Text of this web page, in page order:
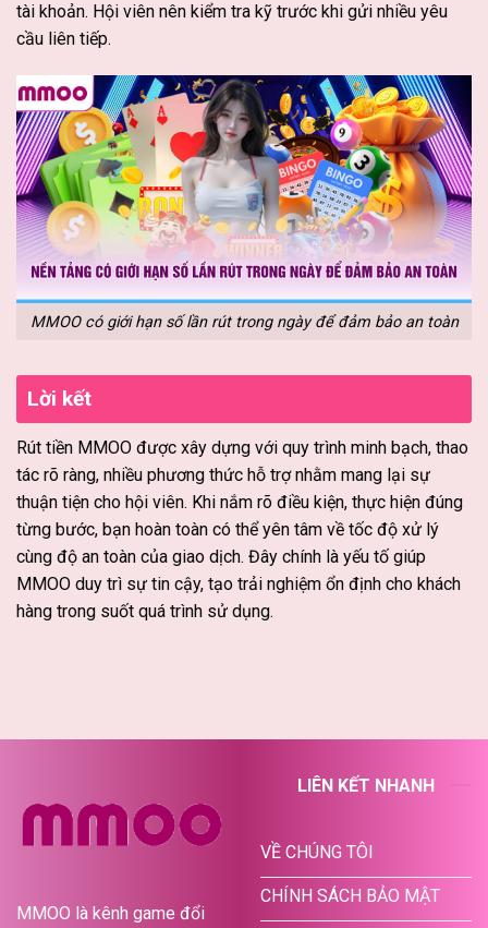
tài khoản. Hội viên nên kiểm tra kỹ trước khi gửi nhiều yêu
cầu liên tiếp.
MMOO có giới hạn số lần rút trong ngày để đảm bảo an toàn
Lời kết
Rút tiền MMOO được xây dựng với quy trình minh bạch, thao
tác rõ ràng, nhiều phương thức hỗ trợ nhằm mang lại sự
thuận tiện cho hội viên. Khi nắm rõ điều kiện, thực hiện đúng
từng bước, bạn hoàn toàn có thể yên tâm về tốc độ xử lý
cùng độ an toàn của giao dịch. Đây chính là yếu tố giúp
MMOO duy trì sự tin cậy, tạo trải nghiệm ổn định cho khách
hàng trong suốt quá trình sử dụng.
MMOO là kênh game đổi
LIÊN KẾT NHANH
VỀ CHÚNG TÔI
CHÍNH SÁCH BẢO MẬT